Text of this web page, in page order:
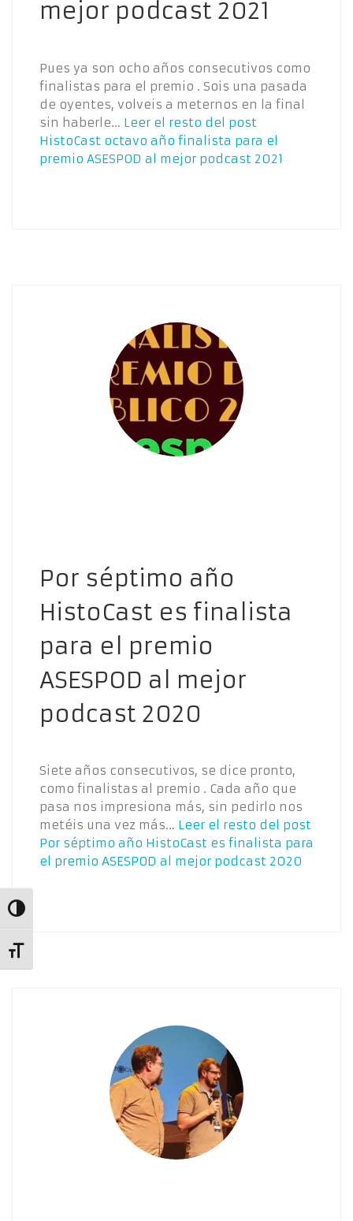
Alternar alto contraste
Alternar tamaño de letra
mejor podcast 2021
Pues ya son ocho años consecutivos como
finalistas para el premio . Sois una pasada
de oyentes, volveis a meternos en la final
sin haberle… Leer el resto del post
HistoCast octavo año finalista para el
premio ASESPOD al mejor podcast 2021
Por séptimo año
HistoCast es finalista
para el premio
ASESPOD al mejor
podcast 2020
Siete años consecutivos, se dice pronto,
como finalistas al premio . Cada año que
pasa nos impresiona más, sin pedirlo nos
metéis una vez más… Leer el resto del post
Por séptimo año HistoCast es finalista para
el premio ASESPOD al mejor podcast 2020